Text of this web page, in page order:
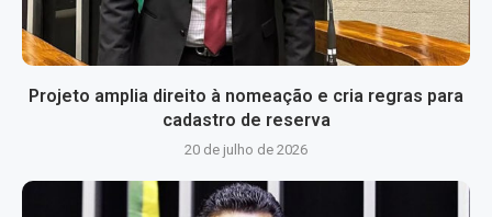
Projeto amplia direito à nomeação e cria regras para
cadastro de reserva
20 de julho de 2026